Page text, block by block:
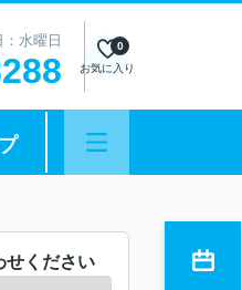
水曜日
お気に入り
0
せください